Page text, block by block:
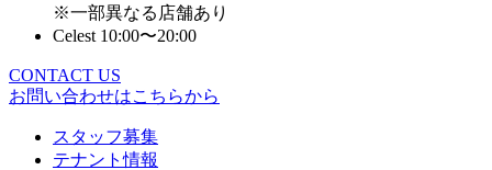
※一部異なる店舗あり
Celest 10:00〜20:00
CONTACT US
お問い合わせはこちらから
スタッフ募集
テナント情報